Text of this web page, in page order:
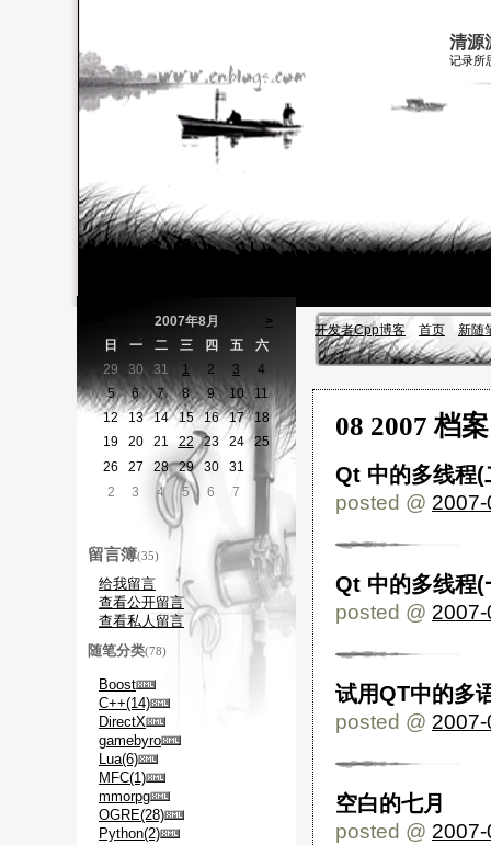
清源
记录所
开发者Cpp博客 首页 新随
08 2007 档案
Qt 中的多线程(
posted @
Qt 中的多线程(
posted @
试用QT中的多
posted @
空白的七月
posted @
2007年8月
>
日
一 二 三 四 五
六
29
30 31 1 2 3
4
5
6 7 8 9 10
11
12
13 14 15 16 17
18
19
20 21 22 23 24
25
26
27 28 29 30 31
2
3 4 5 6 7
留言簿(35)
给我留言
查看公开留言
查看私人留言
随笔分类(78)
Boost
C++(14)
DirectX
gamebyro
Lua(6)
MFC(1)
mmorpg
OGRE(28)
Python(2)